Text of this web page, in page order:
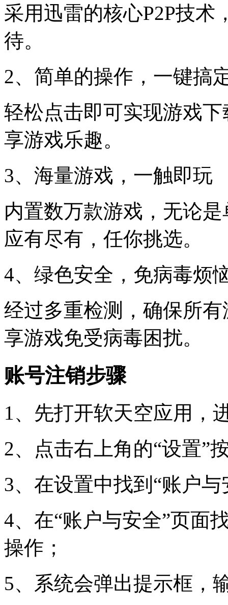
采用迅雷的核心P2P技术
待。
2、简单的操作，一键搞
轻松点击即可实现游戏
享游戏乐趣。
3、海量游戏，一触即玩
内置数万款游戏，无论
应有尽有，任你挑选。
4、绿色安全，免病毒烦
经过多重检测，确保所
享游戏免受病毒困扰。
账号注销步骤
1、先打开软天空应用，
2、点击右上角的“设置”
3、在设置中找到“账户
4、在“账户与安全”页面
操作；
5、系统会弹出提示框，